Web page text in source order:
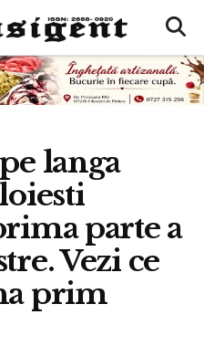
langa
parte a
Vezi ce
prim